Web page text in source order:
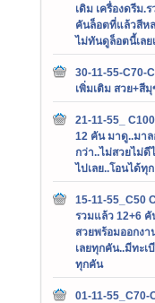
เดิม เครื่องดรีม.
คันล็อตที่แล้วสีห
ไม่ทันดูล็อตนี้เลย
30-11-55-C70-
เพิ่มเติม สวย+สี
21-11-55_
12 คัน มาดู..มาล
กว่า..ไม่สวยไม่ดี
ไปเลย..โอนได้ทุ
15-11-55_C50
รวมแล้ว 12+6 คั
สวยพร้อมออกงา
เลยทุกคัน..มีทะเ
ทุกคัน
01-11-55_C70-